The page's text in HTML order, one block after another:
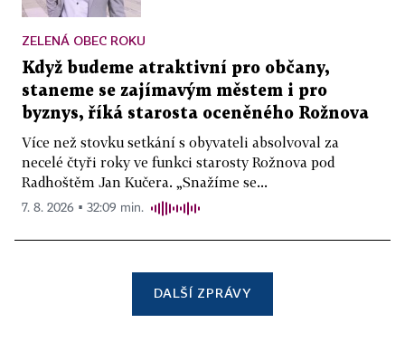
ZELENÁ OBEC ROKU
Když budeme atraktivní pro občany,
staneme se zajímavým městem i pro
byznys, říká starosta oceněného Rožnova
Více než stovku setkání s obyvateli absolvoval za
necelé čtyři roky ve funkci starosty Rožnova pod
Radhoštěm Jan Kučera. „Snažíme se...
7. 8. 2026 ▪ 32:09 min.
DALŠÍ ZPRÁVY